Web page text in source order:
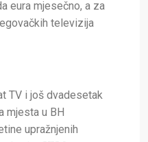
eura mjesečno, a za
televizija
TV i još dvadesetak
mjesta u BH
upražnjenih